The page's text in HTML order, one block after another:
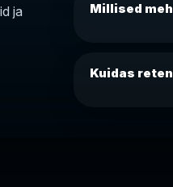
ja
Millised
Kuidas